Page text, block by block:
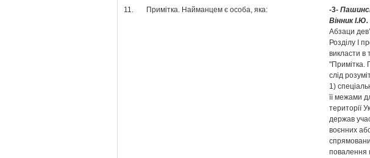
11. Примітка. Найманцем є особа, яка: -3-
Вінник І.Ю.
Абзаци
Розділу І
викласти в
"Примітка.
слід
1)
її межами
території
держав
воєнних
повалення